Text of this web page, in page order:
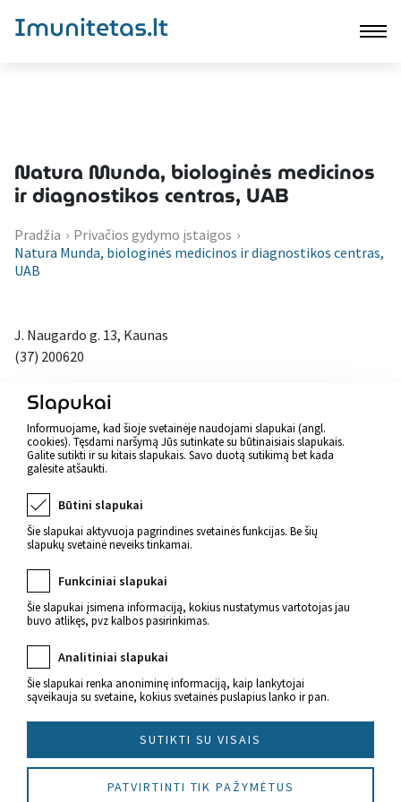
Imunitetas.lt
Natura Munda, biologinės medicinos
ir diagnostikos centras, UAB
Pradžia › Privačios gydymo įstaigos ›
Natura Munda, biologinės medicinos ir diagnostikos centras,
UAB
J. Naugardo g. 13, Kaunas
(37) 200620
Atgal
Naujienos apie sveikatą
© 2022 Imunitetas.lt Visos teisės saugomos.
Sukūrė
Slapukai
Informuojame, kad šioje svetainėje naudojami slapukai (angl.
cookies). Tęsdami naršymą Jūs sutinkate su būtinaisiais slapukais.
Galite sutikti ir su kitais slapukais. Savo duotą sutikimą bet kada
galėsite atšaukti.
Būtini slapukai
Šie slapukai aktyvuoja pagrindines svetainės funkcijas. Be šių
slapukų svetainė neveiks tinkamai.
Funkciniai slapukai
Šie slapukai įsimena informaciją, kokius nustatymus vartotojas jau
buvo atlikęs, pvz kalbos pasirinkimas.
Analitiniai slapukai
Šie slapukai renka anoniminę informaciją, kaip lankytojai
sąveikauja su svetaine, kokius svetainės puslapius lanko ir pan.
SUTIKTI SU VISAIS
PATVIRTINTI TIK PAŽYMĖTUS